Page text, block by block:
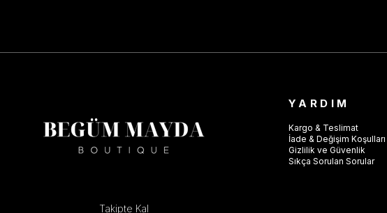
Takipte Kal
YARDIM
Kargo & Teslimat
İade & Değişim Koşulları
Gizlilik ve Güvenlik
Sıkça Sorulan Sorular